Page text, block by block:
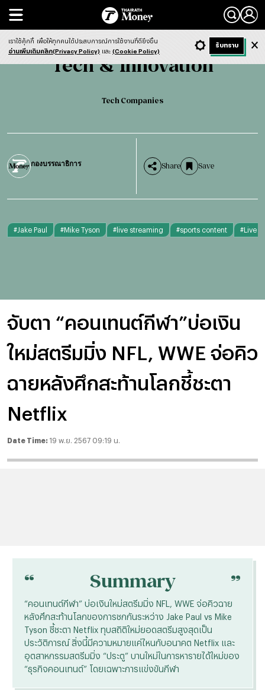
Search
Tech & Innovation Tech Companies
Tech & Innovation
Tech Companies
กองบรรณาธิการ Share Save
#Jake Paul #Mike Tyson # live streaming #sports content #Live
จับตา “คอนเทนต์กีฬา”บ่อเงิน
ใหม่สตรีมมิ่ง NFL, WWE จ่อคิว
ฉายหลังศึกสะท้านโลกชี้ชะตา
Netflix
Date Time: 19 พ.ย. 2567 09:19 น.
- ก + ก Dark ฟังข่าว
“ Summary “
“คอนเทนต์กีฬา” บ่อเงินใหม่สตรีมมิ่ง NFL, WWE จ่อคิวฉาย
หลังศึกสะท้านโลกของการชกกันระหว่าง Jake Paul vs Mike
Tyson ชี้ชะตา Netflix ทุบสถิติใหม่ยอดสตรีมสูงสุดเป็น
ประวัติการณ์ สิ่งนี้มีความหมายแค่ไหนกับอนาคต Netflix และ
อุตสาหกรรมสตรีมมิ่ง “ประตู” บานใหม่ในการหารายได้ใหม่ของ
“ธุรกิจคอนเทนต์” โดยเฉพาะการแข่งขันกีฬา
เราใช้คุ้กกี้ เพื่อให้ทุกคนได้ประสบการณ์การใช้งานที่ดียิ่งขึ้น
อ่านเพิ่มเติมคลิก(Privacy Policy) และ (Cookie Policy)
รับทราบ